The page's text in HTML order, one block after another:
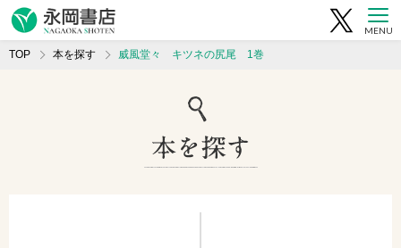
MENU
TOP 本を探す 威風堂々 キツネの尻尾 1巻